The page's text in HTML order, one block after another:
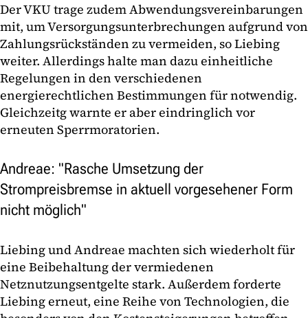
Der VKU trage zudem Abwendungsvereinbarungen
mit, um Versorgungsunterbrechungen aufgrund von
Zahlungsrückständen zu vermeiden, so Liebing
weiter. Allerdings halte man dazu einheitliche
Regelungen in den verschiedenen
energierechtlichen Bestimmungen für notwendig.
Gleichzeitg warnte er aber eindringlich vor
erneuten Sperrmoratorien.
Andreae: "Rasche Umsetzung der
Strompreisbremse in aktuell vorgesehener Form
nicht möglich"
Liebing und Andreae machten sich wiederholt für
eine Beibehaltung der vermiedenen
Netznutzungsentgelte stark. Außerdem forderte
Liebing erneut, eine Reihe von Technologien, die